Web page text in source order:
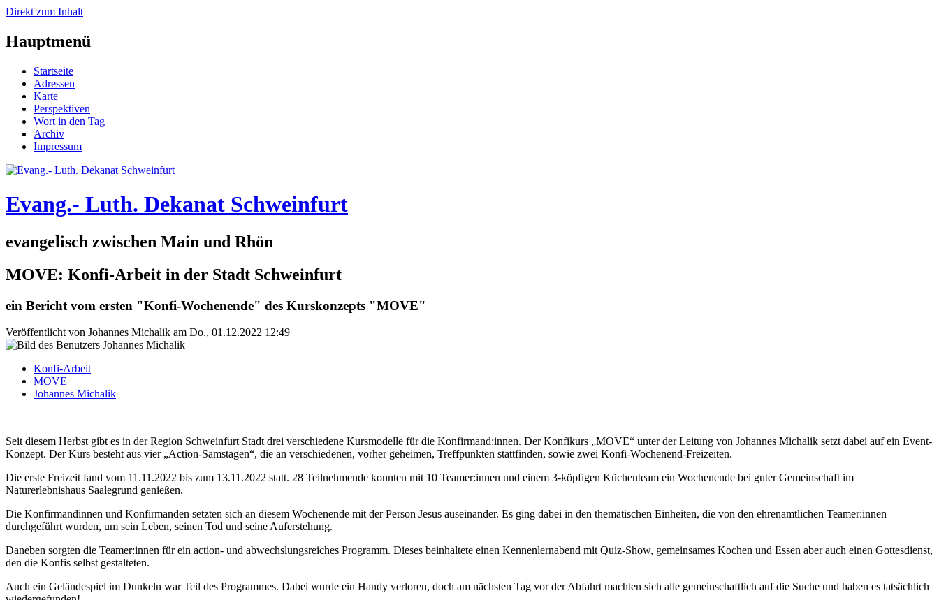
Direkt zum Inhalt
Hauptmenü
Startseite
Adressen
Karte
Perspektiven
Wort in den Tag
Archiv
Impressum
Evang.- Luth. Dekanat Schweinfurt
evangelisch zwischen Main und Rhön
MOVE: Konfi-Arbeit in der Stadt Schweinfurt
ein Bericht vom ersten "Konfi-Wochenende" des Kurskonzepts "MOVE"
Veröffentlicht von Johannes Michalik am Do., 01.12.2022 12:49
Konfi-Arbeit
MOVE
Johannes Michalik
Seit diesem Herbst gibt es in der Region Schweinfurt Stadt drei verschiedene Kursmodelle für die Konfirmand:innen. Der Konfikurs „MOVE“ unter der Leitung von Johannes Michalik setzt dabei auf ein Event-
Konzept. Der Kurs besteht aus vier „Action-Samstagen“, die an verschiedenen, vorher geheimen, Treffpunkten stattfinden, sowie zwei Konfi-Wochenend-Freizeiten.
Die erste Freizeit fand vom 11.11.2022 bis zum 13.11.2022 statt. 28 Teilnehmende konnten mit 10 Teamer:innen und einem 3-köpfigen Küchenteam ein Wochenende bei guter Gemeinschaft im
Naturerlebnishaus Saalegrund genießen.
Die Konfirmandinnen und Konfirmanden setzten sich an diesem Wochenende mit der Person Jesus auseinander. Es ging dabei in den thematischen Einheiten, die von den ehrenamtlichen Teamer:innen
durchgeführt wurden, um sein Leben, seinen Tod und seine Auferstehung.
Daneben sorgten die Teamer:innen für ein action- und abwechslungsreiches Programm. Dieses beinhaltete einen Kennenlernabend mit Quiz-Show, gemeinsames Kochen und Essen aber auch einen Gottesdienst,
den die Konfis selbst gestalteten.
Auch ein Geländespiel im Dunkeln war Teil des Programmes. Dabei wurde ein Handy verloren, doch am nächsten Tag vor der Abfahrt machten sich alle gemeinschaftlich auf die Suche und haben es tatsächlich